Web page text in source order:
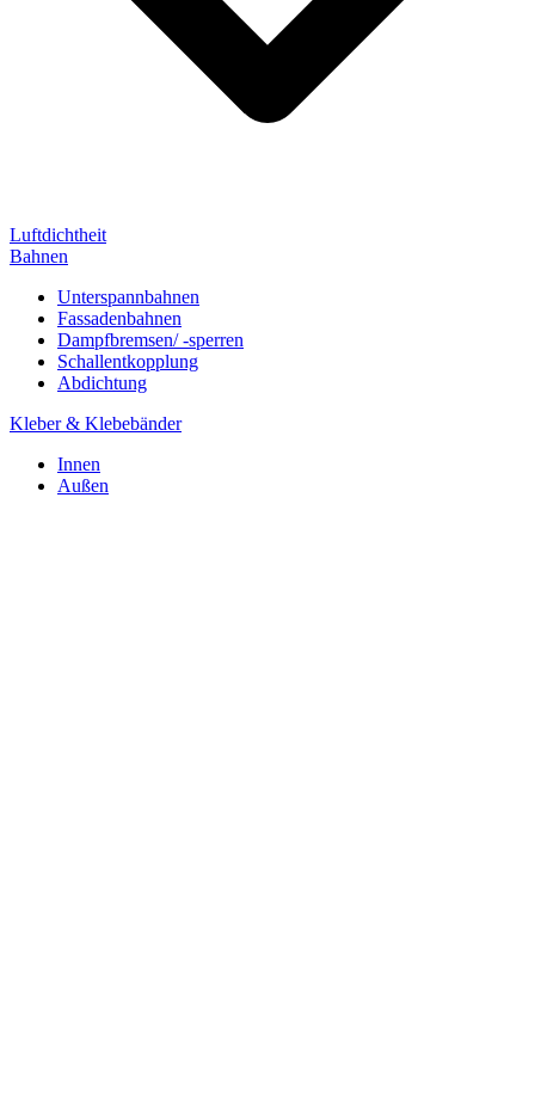
Luftdichtheit
Bahnen
Unterspannbahnen
Fassadenbahnen
Dampfbremsen/ -sperren
Schallentkopplung
Abdichtung
Kleber & Klebebänder
Innen
Außen